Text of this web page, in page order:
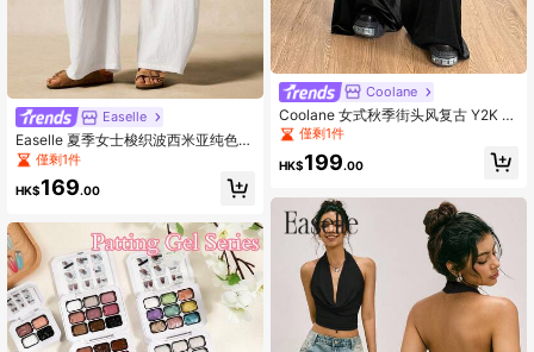
Easelle
Easelle 夏季女士梭织波西米亚纯色棉
质阔腿裤，收腿设计，优雅时尚
僅剩1件
HK$169.00
Coolane
Coolane 女式秋季街头风复古 Y2K 派
对黑色亮面面料阔腿裤
僅剩1件
HK$199.00